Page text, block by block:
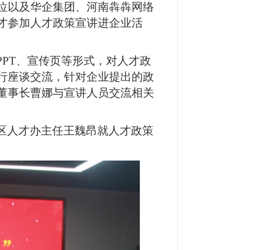
以及华企集团、河南犇犇网络
参加人才政策宣讲进企业活
、宣传页等形式，对人才政
座谈交流，针对企业提出的政
事长曹娜与宣讲人员交流相关
人才办主任王魏昂就人才政策